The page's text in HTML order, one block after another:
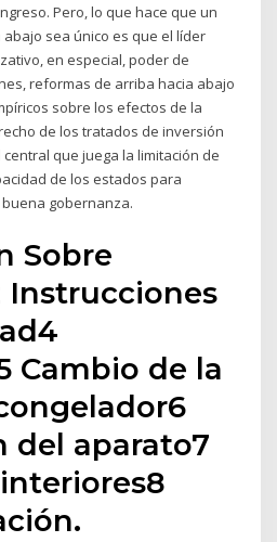
Pero, lo que hace que un
sea único es que el líder
en especial, poder de
reformas de arriba hacia abajo
sobre los efectos de la
de los tratados de inversión
que juega la limitación de
de los estados para
gobernanza.
Sobre
Instrucciones
Cambio de la
del aparato7